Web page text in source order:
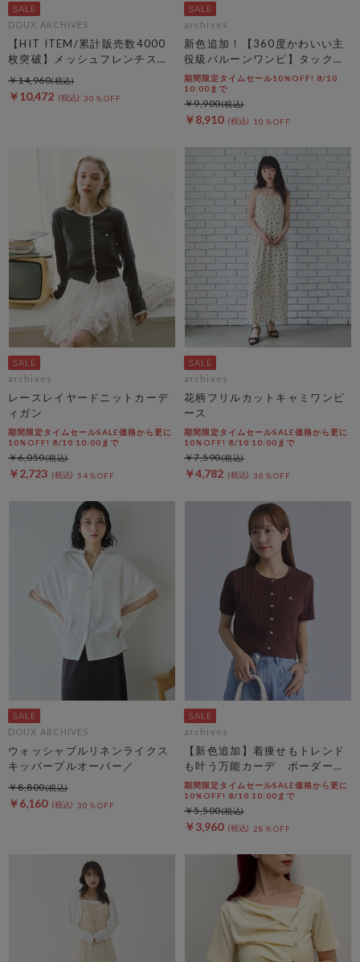
DOUX ARCHIVES
【HIT ITEM/累計販売数4000
枚突破】メッシュフレンチスリ
ーブジャケット／
￥10,472 30％OFF
￥14,960
archives
新色追加！【360度かわいい主
役級バルーンワンピ】タックバ
ルーンノースリギャザーワンピ
ース
期間限定タイムセール10%OFF! 8/10
10:00まで
￥8,910 10％OFF
￥9,900
archives
レースレイヤードニットカーデ
ィガン
期間限定タイムセールSALE価格から更に
10%OFF! 8/10 10:00まで
￥2,723 54％OFF
￥6,050
archives
花柄フリルカットキャミワンピ
ース
期間限定タイムセールSALE価格から更に
10%OFF! 8/10 10:00まで
￥4,782 36％OFF
￥7,590
DOUX ARCHIVES
ウォッシャブルリネンライクス
キッパープルオーバー／
￥6,160 30％OFF
￥8,800
archives
【新色追加】着痩せもトレンド
も叶う万能カーデ ボーダーア
ソートハーフスリーブケーブル
ニットカーディガン
期間限定タイムセールSALE価格から更に
10%OFF! 8/10 10:00まで
￥3,960 28％OFF
￥5,500